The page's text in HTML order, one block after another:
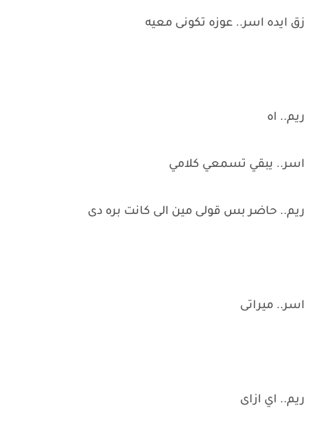
زق ايده اسر.. عوزه تكونى معيه
ريم.. اه
اسر.. يبقي تسمعي كلامي
ريم.. حاضر بس قولى مين الى كانت بره دى
اسر.. ميراتى
ريم.. اي ازاى